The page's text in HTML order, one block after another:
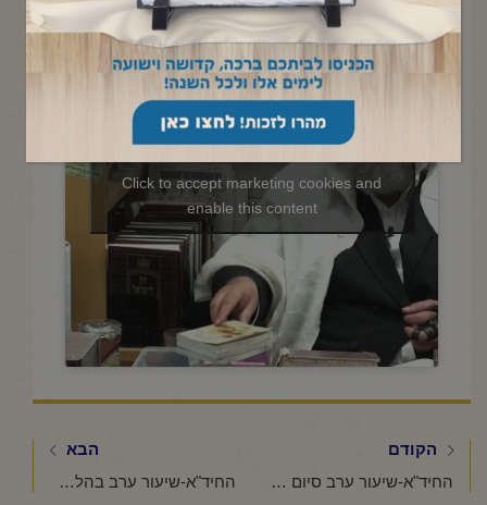
Click to accept marketing cookies and
enable this content
הקודם
החיד"א-שיעור ערב סיום שולחן ערוך ויום הולדת של מורנו החיד"א-אור לי"א טבת תשפ"ו
הבא
החיד"א-שיעור ערב בהלכה ובאגדה-אור לי"ב טבת תשפ"ו